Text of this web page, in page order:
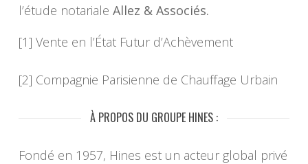
l’étude notariale Allez & Associés.
[1] Vente en l’État Futur d’Achèvement
[2] Compagnie Parisienne de Chauffage Urbain
À PROPOS DU GROUPE HINES :
Fondé en 1957, Hines est un acteur global privé